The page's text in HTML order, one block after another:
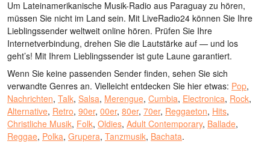
Um Lateinamerikanische Musik-Radio aus Paraguay zu hören,
müssen Sie nicht im Land sein. Mit LiveRadio24 können Sie Ihre
Lieblingssender weltweit online hören. Prüfen Sie Ihre
Internetverbindung, drehen Sie die Lautstärke auf — und los
geht’s! Mit Ihrem Lieblingssender ist gute Laune garantiert.
Wenn Sie keine passenden Sender finden, sehen Sie sich
verwandte Genres an. Vielleicht entdecken Sie hier etwas: Pop,
Nachrichten, Talk, Salsa, Merengue, Cumbia, Electronica, Rock,
Alternative, Retro, 90er, 00er, 80er, 70er, Reggaeton, Hits,
Christliche Musik, Folk, Oldies, Adult Contemporary, Ballade,
Reggae, Polka, Grupera, Tanzmusik, Bachata.